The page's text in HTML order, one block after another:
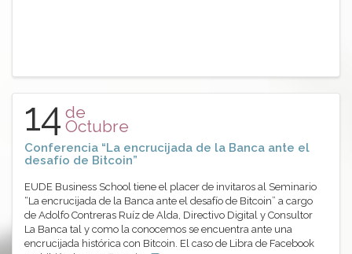
14 de
Octubre
Conferencia “La encrucijada de la Banca ante el
desafío de Bitcoin”
EUDE Business School tiene el placer de invitaros al Seminario
“La encrucijada de la Banca ante el desafío de Bitcoin” a cargo
de Adolfo Contreras Ruíz de Alda, Directivo Digital y Consultor
La Banca tal y como la conocemos se encuentra ante una
encrucijada histórica con Bitcoin. El caso de Libra de Facebook